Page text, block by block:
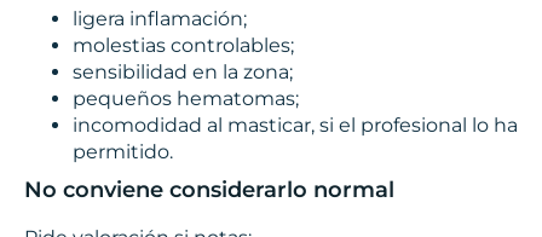
ligera inflamación;
molestias controlables;
sensibilidad en la zona;
pequeños hematomas;
incomodidad al masticar, si el profesional lo ha
permitido.
No conviene considerarlo normal